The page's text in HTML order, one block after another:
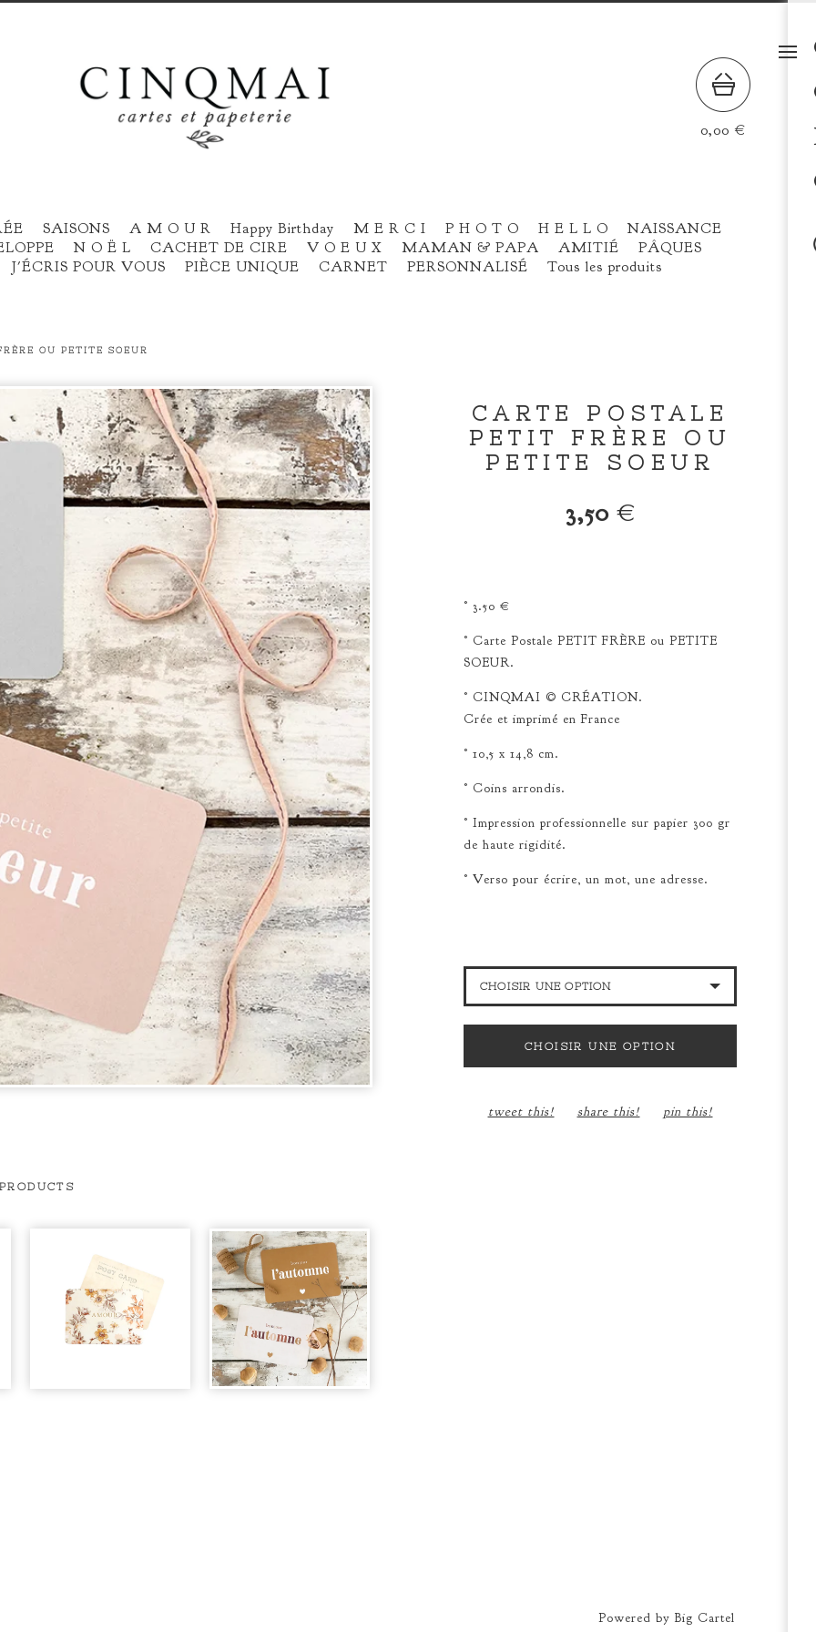
0,00 €
SAISONS A M O U R Happy Birthday M E R C I P H O T O H E L L O
NAISSANCE
N O Ë L CACHET DE CIRE V O E U X MAMAN & PAPA AMITIÉ
PÂQUES
J'ÉCRIS POUR VOUS
PIÈCE UNIQUE CARNET PERSONNALISÉ Tous les produits
OU PETITE SOEUR
CARTE POSTALE
PETIT FRÈRE OU
PETITE SOEUR
3,50 €
° 3.50 €
° Carte Postale PETIT FRÈRE ou PETITE
SOEUR.
° CINQMAI © CRÉATION.
Crée et imprimé en France
° 10,5 x 14,8 cm.
° Coins arrondis.
° Impression professionnelle sur papier 300 gr
de haute rigidité.
° Verso pour écrire, un mot, une adresse.
CHOISIR UNE OPTION
CHOISIR UNE OPTION
tweet this! share this! pin this!
Powered by Big Cartel